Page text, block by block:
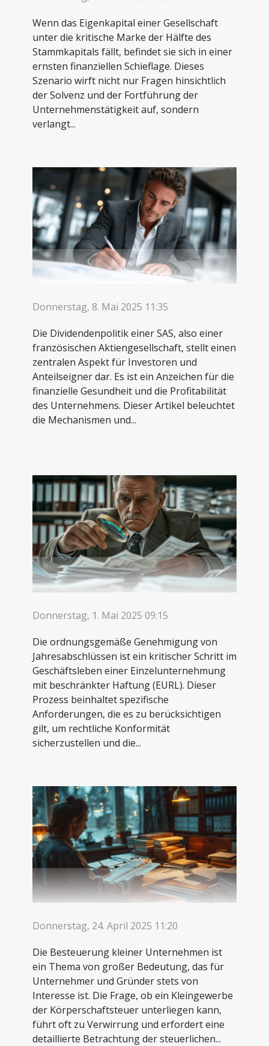
Wenn das Eigenkapital einer Gesellschaft
unter die kritische Marke der Hälfte des
Stammkapitals fällt, befindet sie sich in einer
ernsten finanziellen Schieflage. Dieses
Szenario wirft nicht nur Fragen hinsichtlich
der Solvenz und der Fortführung der
Unternehmenstätigkeit auf, sondern
verlangt...
Donnerstag, 8. Mai 2025 11:35
Die Dividendenpolitik einer SAS, also einer
französischen Aktiengesellschaft, stellt einen
zentralen Aspekt für Investoren und
Anteilseigner dar. Es ist ein Anzeichen für die
finanzielle Gesundheit und die Profitabilität
des Unternehmens. Dieser Artikel beleuchtet
die Mechanismen und...
Donnerstag, 1. Mai 2025 09:15
Die ordnungsgemäße Genehmigung von
Jahresabschlüssen ist ein kritischer Schritt im
Geschäftsleben einer Einzelunternehmung
mit beschränkter Haftung (EURL). Dieser
Prozess beinhaltet spezifische
Anforderungen, die es zu berücksichtigen
gilt, um rechtliche Konformität
sicherzustellen und die...
Donnerstag, 24. April 2025 11:20
Die Besteuerung kleiner Unternehmen ist
ein Thema von großer Bedeutung, das für
Unternehmer und Gründer stets von
Interesse ist. Die Frage, ob ein Kleingewerbe
der Körperschaftsteuer unterliegen kann,
führt oft zu Verwirrung und erfordert eine
detaillierte Betrachtung der steuerlichen...